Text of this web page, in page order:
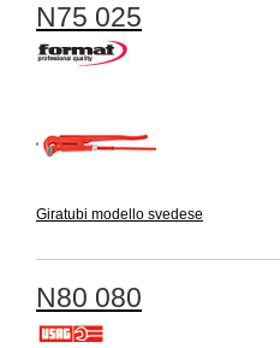
N75 025
Giratubi modello svedese
N80 080